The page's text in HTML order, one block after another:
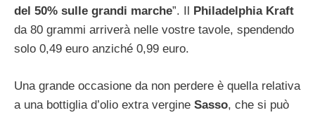
del 50% sulle grandi marche”. Il
Philadelphia Kraft
da 80 grammi arriverà nelle vostre tavole, spendendo
solo 0,49 euro anziché 0,99 euro.
Una grande occasione da non perdere è quella relativa
a una bottiglia d’olio extra vergine Sasso, che si può